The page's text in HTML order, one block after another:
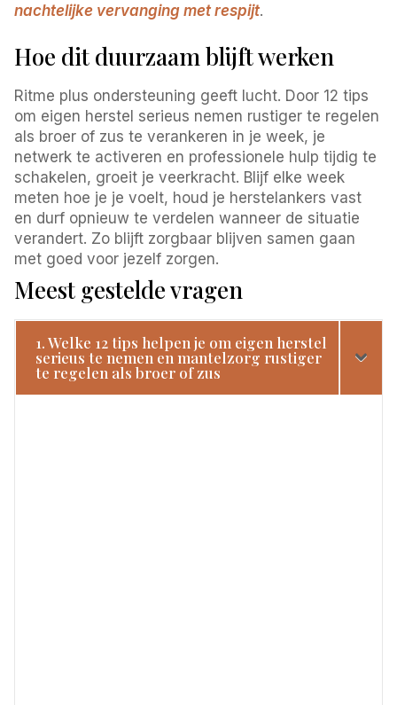
nachtelijke vervanging met respijt.
Hoe dit duurzaam blijft werken
Ritme plus ondersteuning geeft lucht. Door 12 tips
om eigen herstel serieus nemen rustiger te regelen
als broer of zus te verankeren in je week, je
netwerk te activeren en professionele hulp tijdig te
schakelen, groeit je veerkracht. Blijf elke week
meten hoe je je voelt, houd je herstelankers vast
en durf opnieuw te verdelen wanneer de situatie
verandert. Zo blijft zorgbaar blijven samen gaan
met goed voor jezelf zorgen.
Meest gestelde vragen
1. Welke 12 tips helpen je om eigen herstel
serieus te nemen en mantelzorg rustiger
te regelen als broer of zus